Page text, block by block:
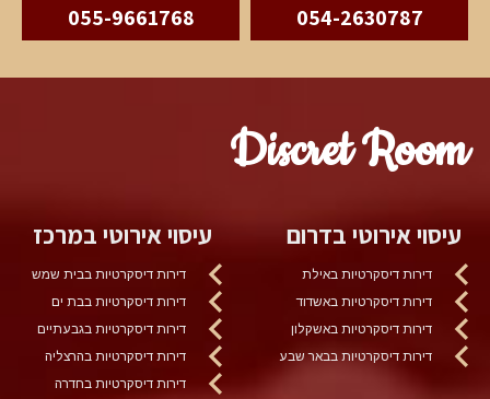
054-2630787
055-9661768
Discret Room
עיסוי אירוטי בדרום
דירות דיסקרטיות באילת
דירות דיסקרטיות באשדוד
דירות דיסקרטיות באשקלון
דירות דיסקרטיות בבאר שבע
עיסוי אירוטי במרכז
דירות דיסקרטיות בבית שמש
דירות דיסקרטיות בבת ים
דירות דיסקרטיות בגבעתיים
דירות דיסקרטיות בהרצליה
דירות דיסקרטיות בחדרה